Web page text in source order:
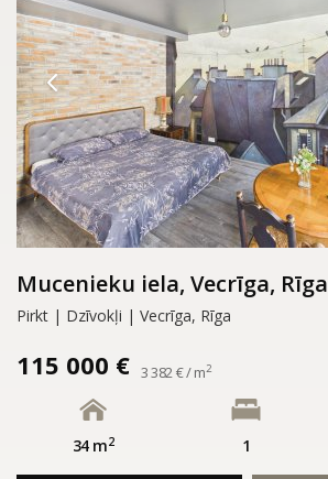
Mucenieku iela, Vecrīga, Rīga
Pirkt | Dzīvokļi | Vecrīga, Rīga
115 000 € 3 382 € / m2
34 m2 1